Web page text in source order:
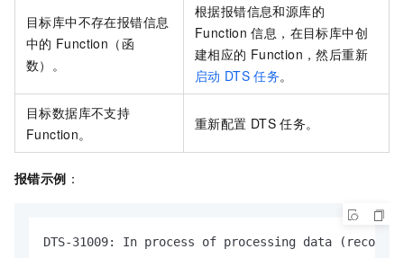
目标库中不存在报错信息
中的 Function（函
数）。
根据报错信息和源库的
Function 信息，在目标库中创
建相应的 Function，然后重新
启动 DTS 任务。
目标数据库不支持
Function。
重新配置 DTS 任务。
报错示例 ：
DTS-31009: In process of processing data